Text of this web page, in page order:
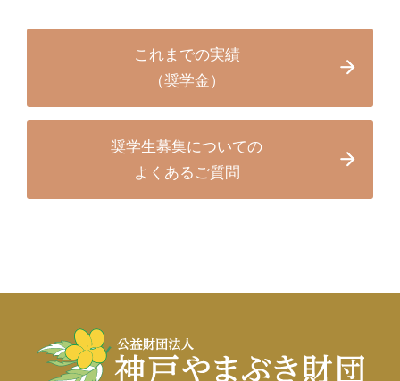
これまでの実績
（奨学金）
奨学生募集についての
よくあるご質問